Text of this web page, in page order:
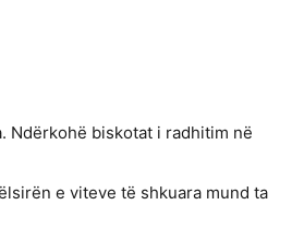
Ndërkohë biskotat i radhitim në
e viteve të shkuara mund ta